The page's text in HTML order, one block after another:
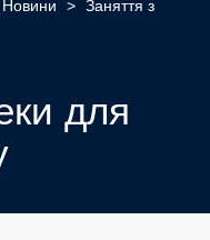
Новини > Заняття з
для